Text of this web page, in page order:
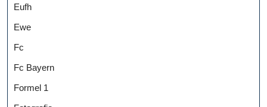
Eufh
Ewe
Fc
Fc Bayern
Formel 1